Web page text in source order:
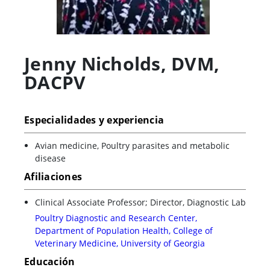
Jenny Nicholds, DVM,
DACPV
Especialidades y experiencia
Avian medicine, Poultry parasites and metabolic
disease
Afiliaciones
Clinical Associate Professor; Director, Diagnostic Lab
Poultry Diagnostic and Research Center,
Department of Population Health, College of
Veterinary Medicine, University of Georgia
Educación